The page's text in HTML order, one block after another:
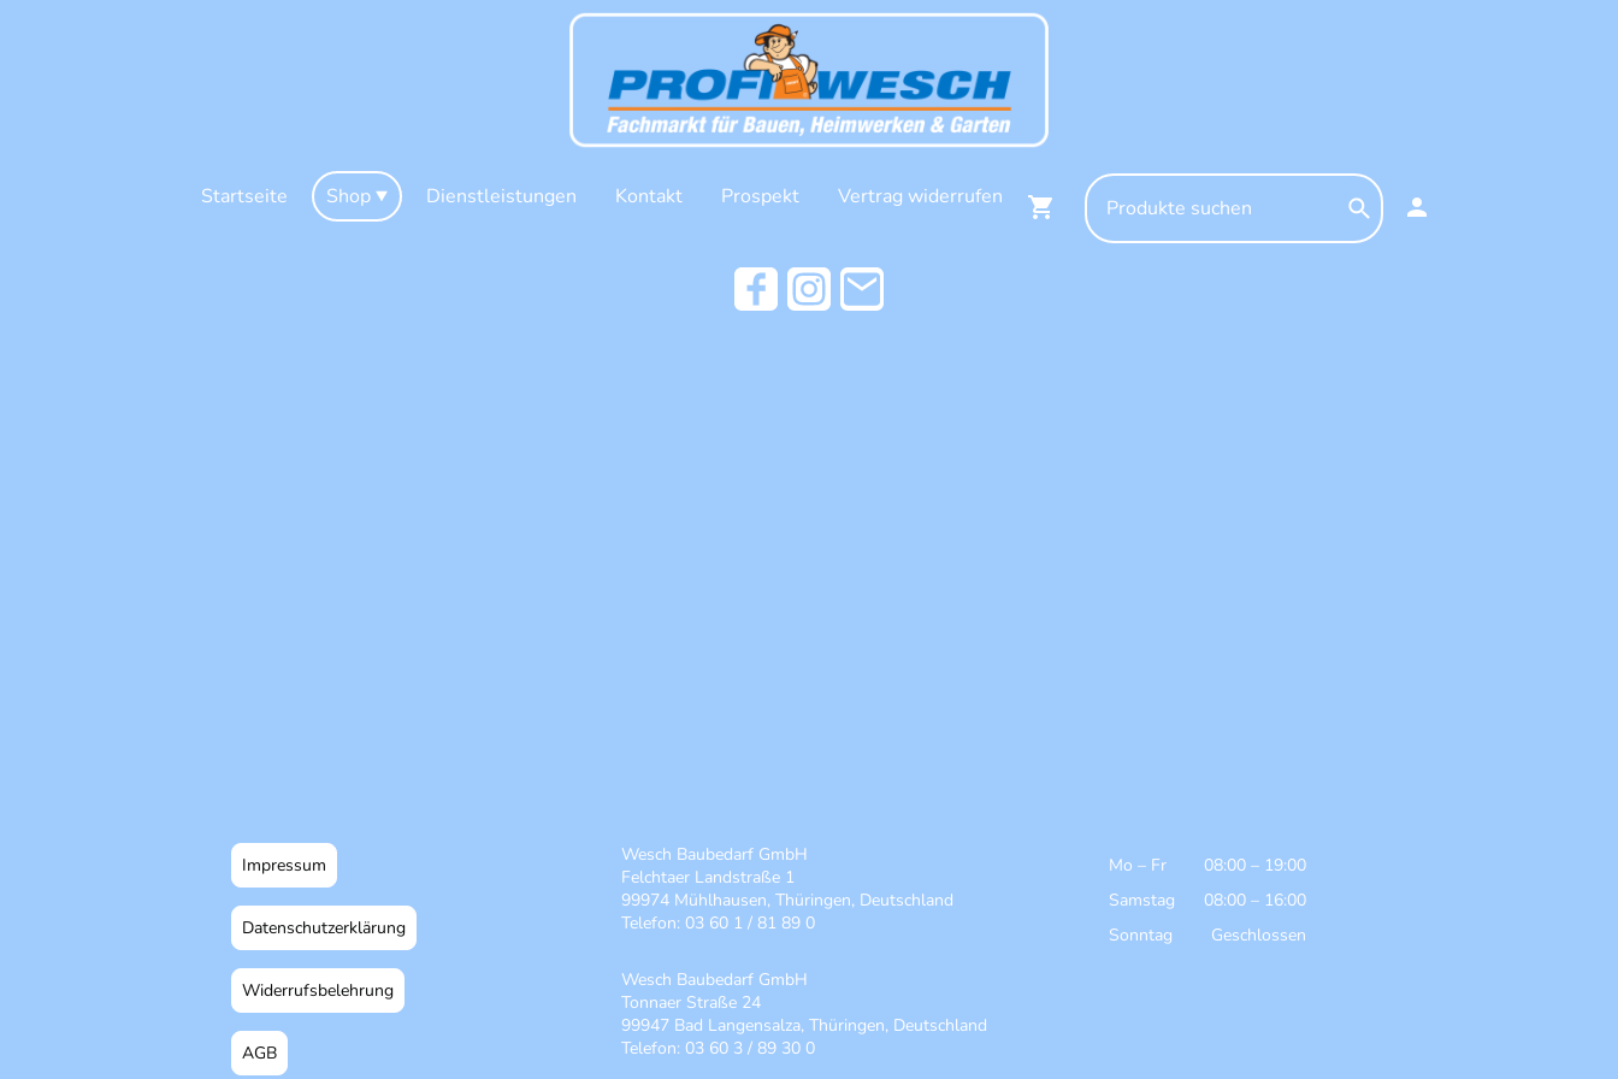
Startseite Shop Dienstleistungen Kontakt Prospekt Vertrag widerrufen
Impressum Mo – Fr 08:00 – 19:00
Samstag
08:00 – 16:00
Sonntag
Geschlossen
AGB
Datenschutzerklärung
Widerrufsbelehrung
Wesch Baubedarf GmbH
Felchtaer Landstraße 1
99974 Mühlhausen, Thüringen, Deutschland
Telefon: 03 60 1 / 81 89 0
Wesch Baubedarf GmbH
Tonnaer Straße 24
99947 Bad Langensalza, Thüringen, Deutschland
Telefon: 03 60 3 / 89 30 0